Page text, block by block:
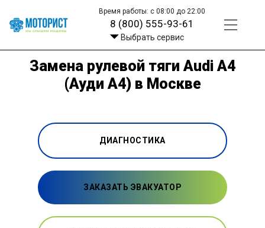
Время работы: с 08:00 до 22:00
8 (800) 555-93-61
Выбрать сервис
Замена рулевой тяги Audi A4
(Ауди А4) в Москве
ДИАГНОСТИКА
ЗАКАЗАТЬ ЭВАКУАТОР